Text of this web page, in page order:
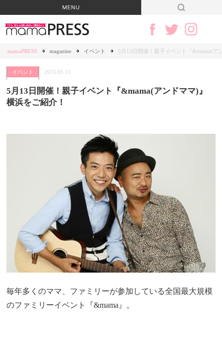
mamaPRESS magazine イベント 5月13日開催！親子イベント『&mama(ア
イベント 2015.05.11
5月13日開催！親子イベント『&mama(アンドママ)』
横浜をご紹介！
毎年多くのママ、ファミリーが参加している全国最大規模
のファミリーイベント『&mama』。